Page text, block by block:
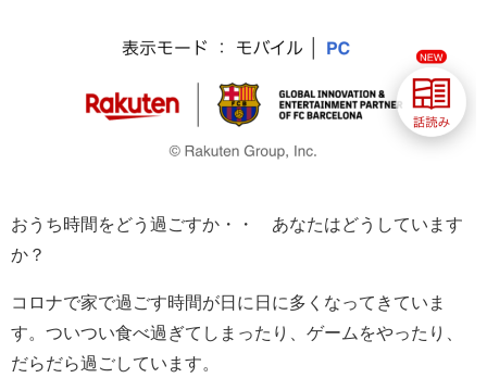
おうち時間をどう過ごすか・・ あなたはどうしています
か？
コロナで家で過ごす時間が日に日に多くなってきていま
す。ついつい食べ過ぎてしまったり、ゲームをやったり、
だらだら過ごしています。